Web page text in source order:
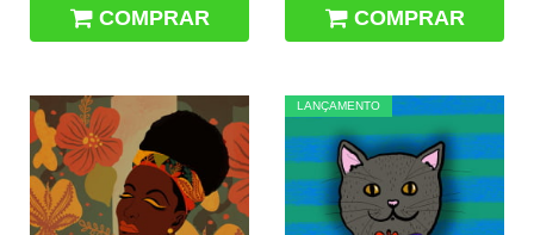
COMPRAR COMPRAR
LANÇAMENTO